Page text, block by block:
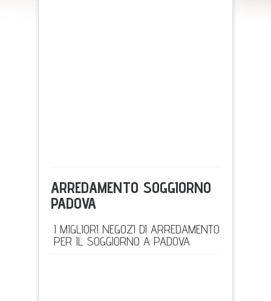
ARREDAMENTO SOGGIORNO
PADOVA
I MIGLIORI NEGOZI DI ARREDAMENTO
PER IL SOGGIORNO A PADOVA